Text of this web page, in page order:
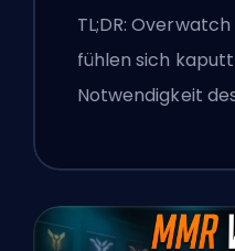
überlegenen
Overwatch 2
TL;DR:
fühlen sich
Notwendigkeit